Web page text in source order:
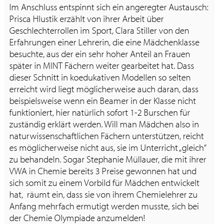
Im Anschluss entspinnt sich ein angeregter Austausch:
Prisca Hlustik erzählt von ihrer Arbeit über
Geschlechterrollen im Sport, Clara Stiller von den
Erfahrungen einer Lehrerin, die eine Mädchenklasse
besuchte, aus der ein sehr hoher Anteil an Frauen
später in MINT Fächern weiter gearbeitet hat. Dass
dieser Schnitt in koedukativen Modellen so selten
erreicht wird liegt möglicherweise auch daran, dass
beispielsweise wenn ein Beamer in der Klasse nicht
funktioniert, hier natürlich sofort 1-2 Burschen für
zuständig erklärt werden. Will man Mädchen also in
naturwissenschaftlichen Fächern unterstützen, reicht
es möglicherweise nicht aus, sie im Unterricht „gleich“
zu behandeln. Sogar Stephanie Müllauer, die mit ihrer
VWA in Chemie bereits 3 Preise gewonnen hat und
sich somit zu einem Vorbild für Mädchen entwickelt
hat, räumt ein, dass sie von ihrem Chemielehrer zu
Anfang mehrfach ermutigt werden musste, sich bei
der Chemie Olympiade anzumelden!